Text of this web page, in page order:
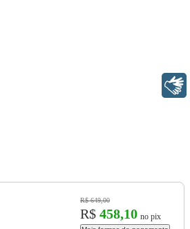
R$ 649,00
R$ 458,10 no pix